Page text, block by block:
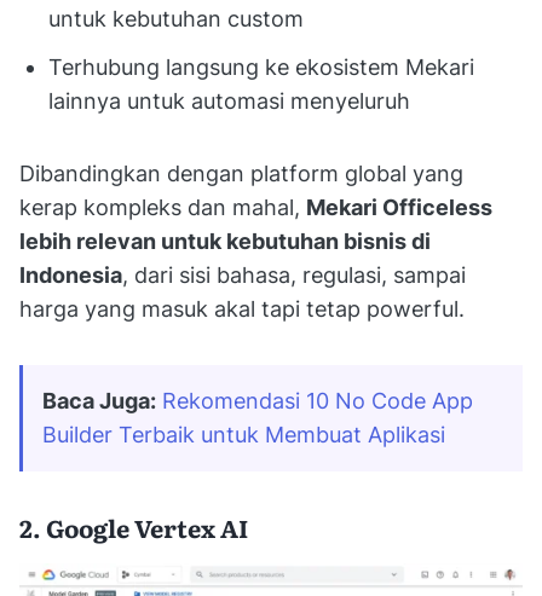
untuk kebutuhan custom
Terhubung langsung ke ekosistem Mekari
lainnya untuk automasi menyeluruh
Dibandingkan dengan platform global yang
kerap kompleks dan mahal, Mekari Officeless
lebih relevan untuk kebutuhan bisnis di
Indonesia, dari sisi bahasa, regulasi, sampai
harga yang masuk akal tapi tetap powerful.
Baca Juga: Rekomendasi 10 No Code App
Builder Terbaik untuk Membuat Aplikasi
2. Google Vertex AI